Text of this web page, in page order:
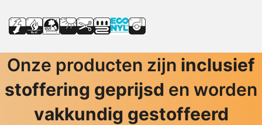
Onze producten zijn inclusief
stoffering geprijsd en worden
vakkundig gestoffeerd